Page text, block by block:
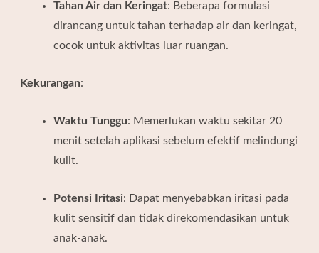
Tahan Air dan Keringat: Beberapa formulasi
dirancang untuk tahan terhadap air dan keringat,
cocok untuk aktivitas luar ruangan.
Kekurangan:
Waktu Tunggu: Memerlukan waktu sekitar 20
menit setelah aplikasi sebelum efektif melindungi
kulit.
Potensi Iritasi:
Dapat menyebabkan iritasi pada
kulit sensitif dan tidak direkomendasikan untuk
anak-anak.